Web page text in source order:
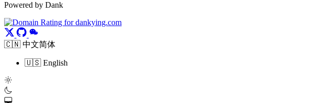
Powered by Dank
🇨🇳 中文简体
🇺🇸 English